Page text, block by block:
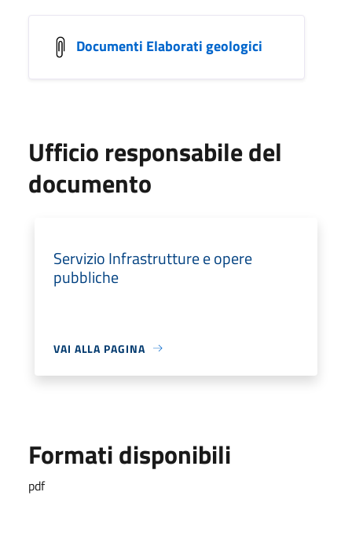
Documenti Elaborati geologici
Ufficio responsabile del
documento
Servizio Infrastrutture e opere
pubbliche
VAI ALLA PAGINA
Formati disponibili
pdf